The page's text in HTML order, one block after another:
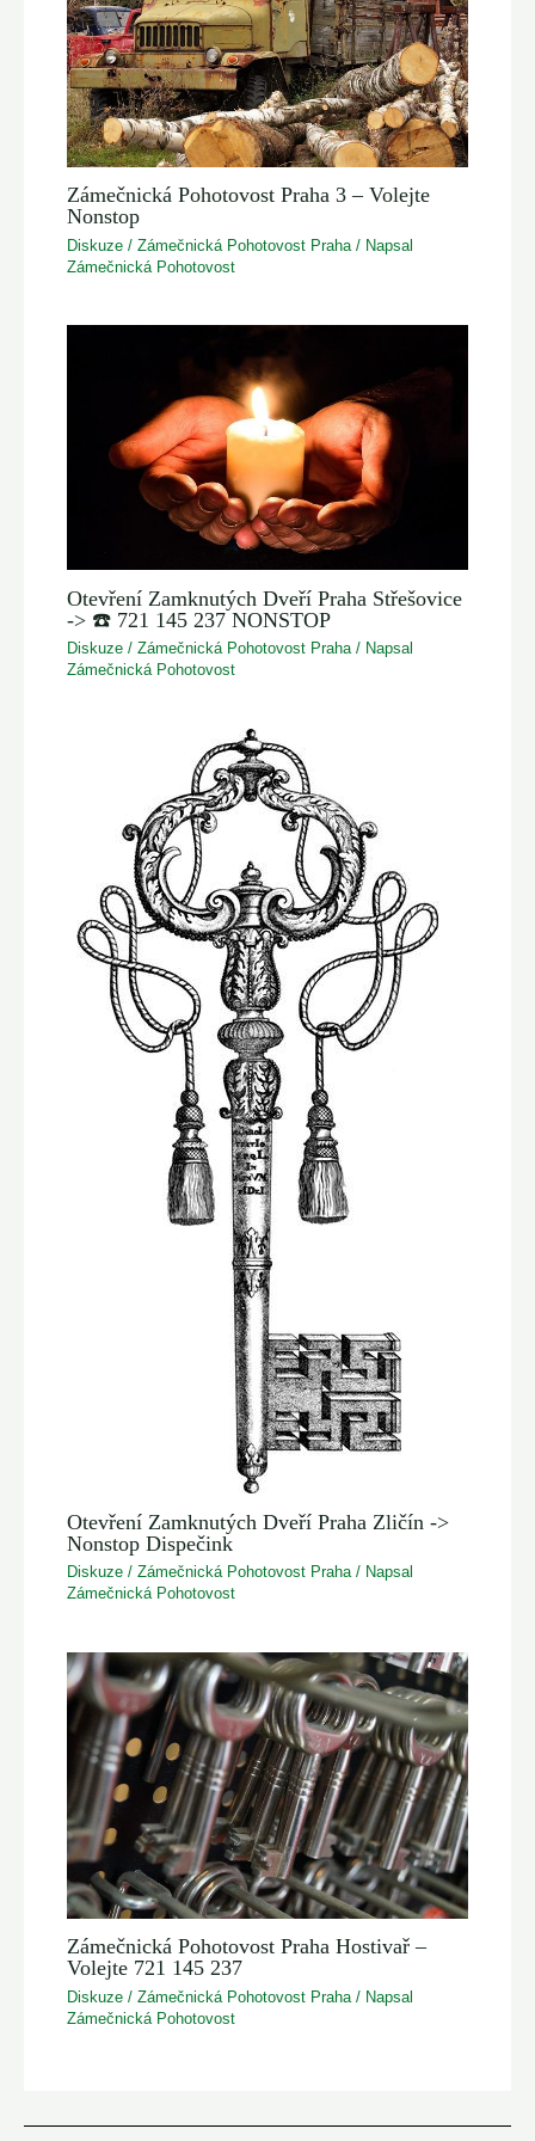
Zámečnická Pohotovost Praha 3 – Volejte
Nonstop
Diskuze /Zámečnická Pohotovost Praha / Napsal
Zámečnická Pohotovost
Otevření Zamknutých Dveří Praha Střešovice
-> ☎️ 721 145 237 NONSTOP
Diskuze /Zámečnická Pohotovost Praha/ Napsal
Zámečnická Pohotovost
Otevření Zamknutých Dveří Praha Zličín ->
Nonstop Dispečink
Diskuze /Zámečnická Pohotovost Praha / Napsal
Zámečnická Pohotovost
Zámečnická Pohotovost Praha Hostivař –
Volejte 721 145 237
Diskuze /Zámečnická Pohotovost Praha / Napsal
Zámečnická Pohotovost